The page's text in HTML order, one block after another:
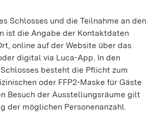
Schlosses und die Teilnahme an den
ist die Angabe der Kontaktdaten
online auf der Website über das
digital via Luca-App. In den
besteht die Pflicht zum
oder FFP2-Maske für Gäste
Besuch der Ausstellungsräume gilt
der möglichen Personenanzahl.